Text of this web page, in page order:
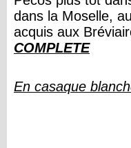
dans la Moselle,
acquis aux
COMPLETE
En casaque